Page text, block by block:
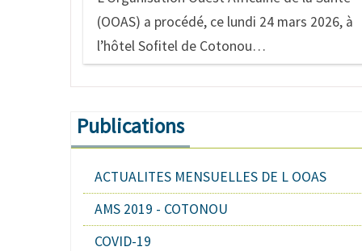
(OOAS) a procédé, ce lundi 24 mars 2026, à
l’hôtel Sofitel de Cotonou…
Publications
ACTUALITES MENSUELLES DE L OOAS
AMS 2019 - COTONOU
COVID-19